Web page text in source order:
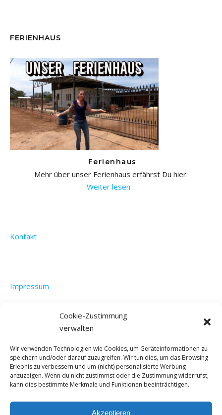
Cookie-Zustimmung
verwalten
Wir verwenden Technologien wie Cookies, um Geräteinformationen zu
speichern und/oder darauf zuzugreifen. Wir tun dies, um das Browsing-
Erlebnis zu verbessern und um (nicht) personalisierte Werbung
anzuzeigen. Wenn du nicht zustimmst oder die Zustimmung widerrufst,
kann dies bestimmte Merkmale und Funktionen beeinträchtigen.
Akzeptieren
FERIENHAUS
Ferienhaus
Mehr über unser Ferienhaus erfährst Du hier:
Weiter lesen…
Kontakt
Impressum